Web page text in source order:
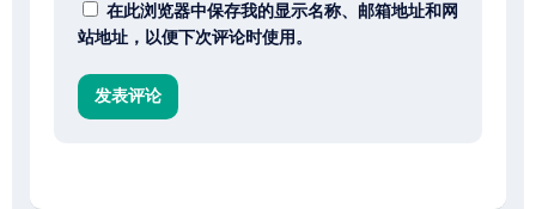
在此浏览器中保存我的显示名称、邮箱地址和网
站地址，以便下次评论时使用。